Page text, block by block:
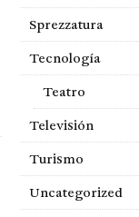
Sprezzatura
Tecnología
Teatro
Televisión
Turismo
Uncategorized